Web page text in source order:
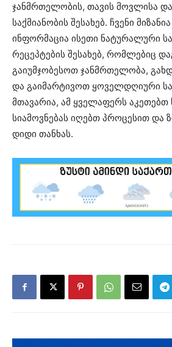
ჯანმრთელობის, თავის მოვლისა
საქმიანობის შესახებ. ჩვენი
ინფორმაცია ისეთი ნატურალური
რეცეპტების შესახებ, რომლებიც
გაიუმჯობესოთ ჯანმრთელობა,
და გაიმარტივოთ ყოველდღიური
მთავარია, ამ ყველაფერს აკეთებთ
სიამოვნებას იღებთ პროცესით და
დიდი თანხას.